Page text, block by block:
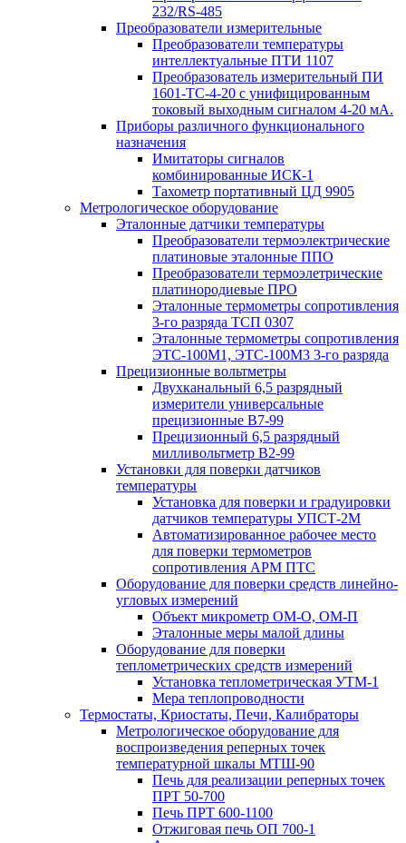
232/RS-485
Преобразователи измерительные
Преобразователи температуры
интеллектуальные ПТИ 1107
Преобразователь измерительный ПИ
1601-ТС-4-20 с унифицированным
токовый выходным сигналом 4-20 мА.
Приборы различного функционального
назначения
Имитаторы сигналов
комбинированные ИСК-1
Тахометр портативный ЦД 9905
Метрологическое оборудование
Эталонные датчики температуры
Преобразователи термоэлектрические
платиновые эталонные ППО
Преобразователи термоэлетрические
платинородиевые ПРО
Эталонные термометры сопротивления
3-го разряда ТСП 0307
Эталонные термометры сопротивления
ЭТС-100М1, ЭТС-100М3 3-го разряда
Прецизионные вольтметры
Двухканальный 6,5 разрядный
измерители универсальные
прецизионные В7-99
Прецизионный 6,5 разрядный
милливольтметр В2-99
Установки для поверки датчиков
температуры
Установка для поверки и градуировки
датчиков температуры УПСТ-2М
Автоматизированное рабочее место
для поверки термометров
сопротивления АРМ ПТС
Оборудование для поверки средств линейно-
угловых измерений
Объект микрометр ОМ-О, ОМ-П
Эталонные меры малой длины
Оборудование для поверки
теплометрических средств измерений
Установка теплометрическая УТМ-1
Мера теплопроводности
Термостаты, Криостаты, Печи, Калибраторы
Метрологическое оборудование для
воспроизведения реперных точек
температурной шкалы МТШ-90
Печь для реализации реперных точек
ПРТ 50-700
Печь ПРТ 600-1100
Отжиговая печь ОП 700-1